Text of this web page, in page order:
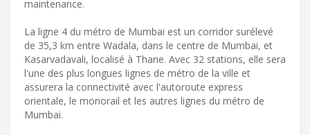
maintenance.
La ligne 4 du métro de Mumbai est un corridor surélevé
de 35,3 km entre Wadala, dans le centre de Mumbai, et
Kasarvadavali, localisé à Thane. Avec 32 stations, elle sera
l'une des plus longues lignes de métro de la ville et
assurera la connectivité avec l'autoroute express
orientale, le monorail et les autres lignes du métro de
Mumbai.